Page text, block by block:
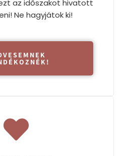
az időszakot hivatott
Ne hagyjátok ki!